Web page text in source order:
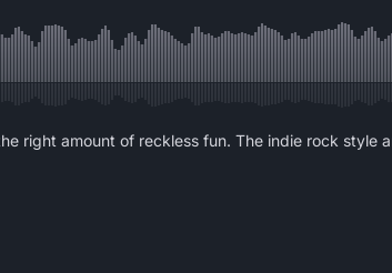
right amount of reckless fun. The indie rock style